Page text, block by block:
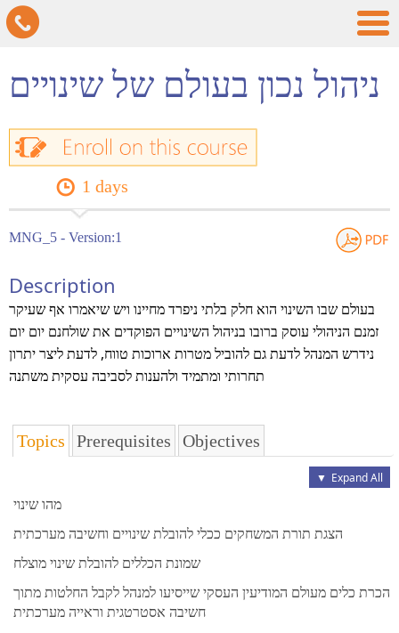
ניהול נכון בעולם של שינויים
1 days
MNG_5 - Version:1
Description
בעולם שבו השינוי הוא חלק בלתי ניפרד מחיינו ויש שיאמרו אף שעיקר
זמנם הניהולי עוסק ברובו בניהול השינויים הפוקדים את שולחנם יום יום
נידרש המנהל לדעת גם להוביל מטרות ארוכות טווח, לדעת ליצר יתרון
תחרותי ומתמיד ולהענות לסביבה עסקית משתנה
Topics Prerequisites Objectives
▼ Expand All
מהו שינוי
הצגת תורת המשחקים ככלי להובלת שינויים וחשיבה מערכתית
שמונת הכללים להובלת שינוי מוצלח
הכרת כלים מעולם המודיעין העסקי שייסיעו למנהל לקבל החלטות מתוך
חשיבה אסטרטגית וראייה מערכתית